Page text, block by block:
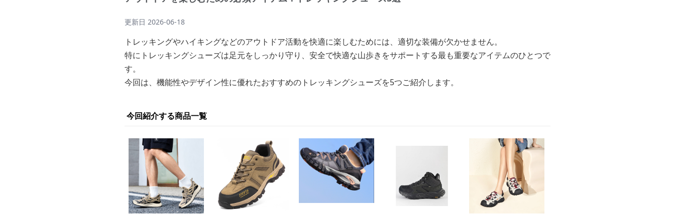
更新日 2026-06-18
トレッキングやハイキングなどのアウトドア活動を快適に楽しむためには、適切な装備が欠かせません。
特にトレッキングシューズは足元をしっかり守り、安全で快適な山歩きをサポートする最も重要なアイテムのひとつで
す。
今回は、機能性やデザイン性に優れたおすすめのトレッキングシューズを5つご紹介します。
今回紹介する商品一覧